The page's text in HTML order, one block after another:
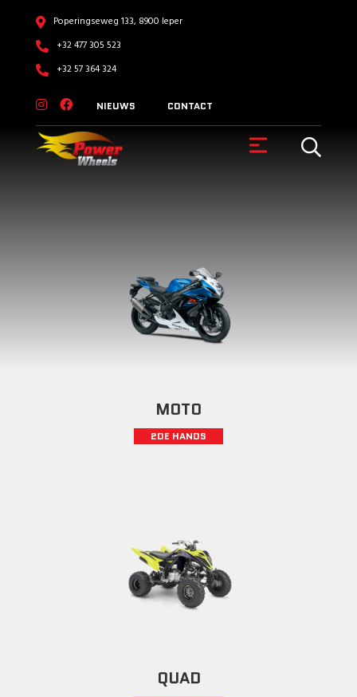
Poperingseweg 133, 8900 Ieper
+32 477 305 523
+32 57 364 324
NIEUWS CONTACT
MOTO
2DE HANDS
QUAD